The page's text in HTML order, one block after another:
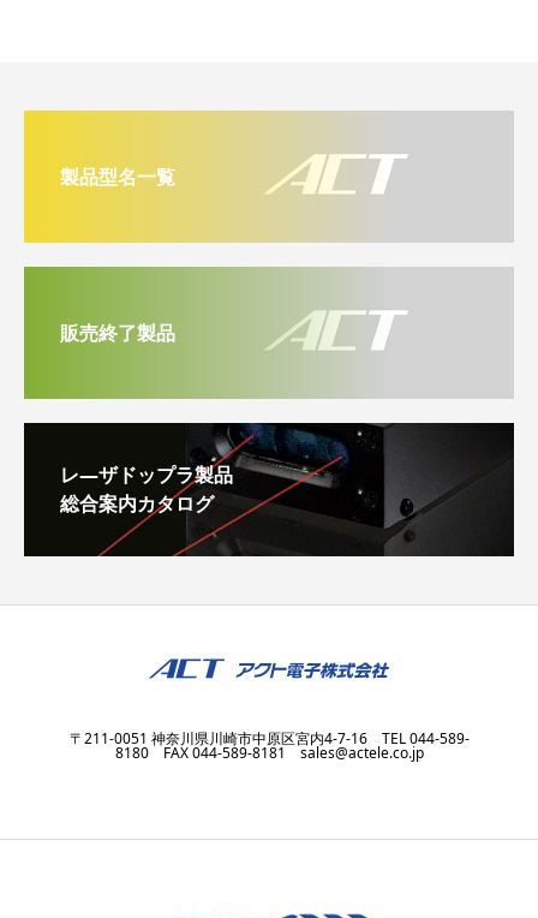
製品型名一覧
販売終了製品
レ―ザドップラ製品
総合案内カタログ
〒211-0051 神奈川県川崎市中原区宮内4-7-16 TEL 044-589-
8180 FAX 044-589-8181 sales@actele.co.jp